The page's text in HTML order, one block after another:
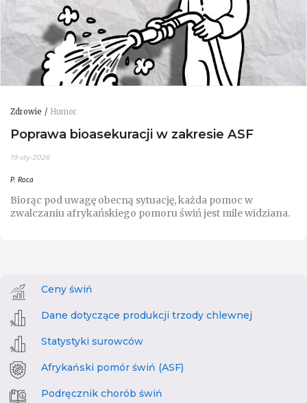
Zdrowie Humor
Poprawa bioasekuracji w zakresie ASF
19-sty-2026
P. Roca
Biorąc pod uwagę obecną sytuację, każda pomoc w
zwalczaniu afrykańskiego pomoru świń jest mile widziana.
Ceny świń
Dane dotyczące produkcji trzody chlewnej
Statystyki surowców
Afrykański pomór świń (ASF)
Podręcznik chorób świń